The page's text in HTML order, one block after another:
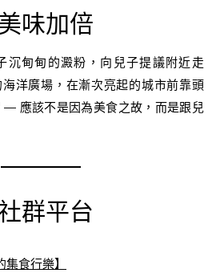
味加倍
沉甸甸的澱粉，向兒子提議附近走
洋廣場，在漸次亮起的城市前靠頭
— 應該不是因為美食之故，而是跟兒
群平台
食行樂】